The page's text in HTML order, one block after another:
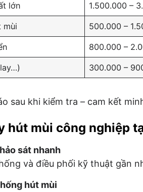
lớn 1.500.000 –
mùi 500.000 –
800.000 –
300.000 –
sau khi kiểm tra – cam kết
hút mùi công nghiệp
sát nhanh
và điều phối kỹ thuật gần
hút mùi